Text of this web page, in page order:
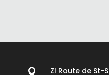

ZI Route de St-